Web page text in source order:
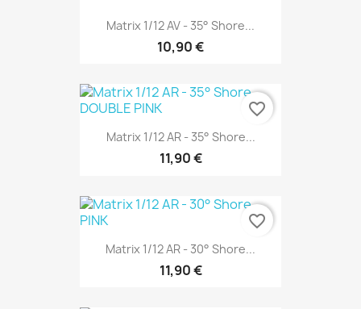
Matrix 1/12 AV - 35° Shore...
10,90 €
Matrix 1/12 AR - 35° Shore...
11,90 €
favorite_border
Matrix 1/12 AR - 30° Shore...
11,90 €
favorite_border